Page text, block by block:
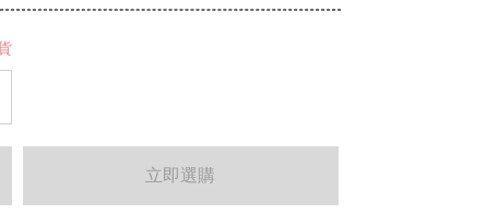
立即選購